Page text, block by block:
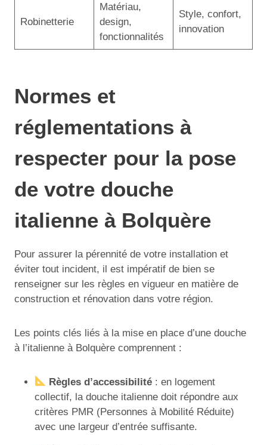
Robinetterie
Matériau,
design,
fonctionnalités
Style, confort,
innovation
Normes et
réglementations à
respecter pour la pose
de votre douche
italienne à Bolquère
Pour assurer la pérennité de votre installation et
éviter tout incident, il est impératif de bien se
renseigner sur les règles en vigueur en matière de
construction et rénovation dans votre région.
Les points clés liés à la mise en place d’une douche
à l’italienne à Bolquère comprennent :
Règles d’accessibilité : en logement
collectif, la douche italienne doit répondre aux
critères PMR (Personnes à Mobilité Réduite)
avec une largeur d’entrée suffisante.